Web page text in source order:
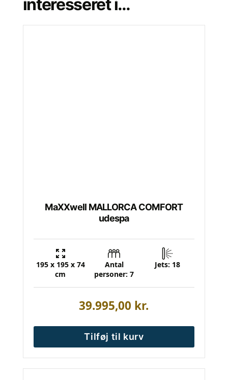
interesseret i…
MaXXwell MALLORCA COMFORT
udespa
195 x 195 x 74
cm
Antal
personer: 7
Jets: 18
39.995,00 kr.
Tilføj til kurv